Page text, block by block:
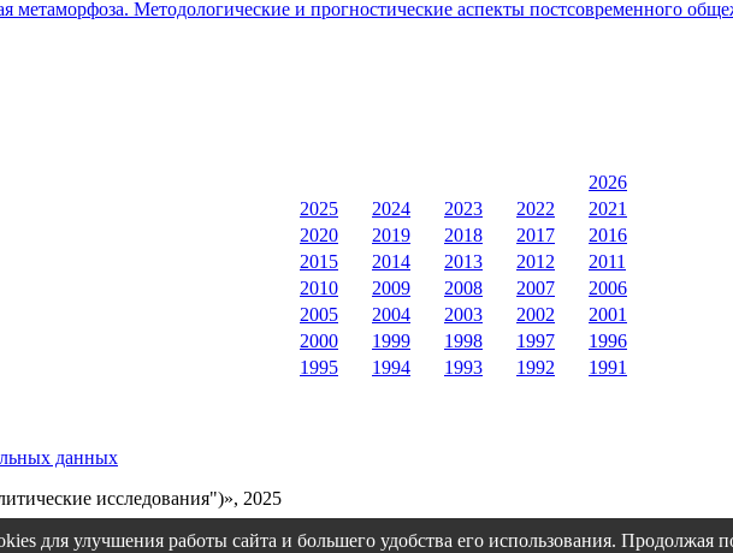
Методологические и прогностические аспекты постсовременного
2026
2025
2024 2023 2022
2021
2020
2019 2018 2017
2016
2015
2014 2013 2012
2011
2010
2009 2008 2007
2006
2005
2004 2003 2002
2001
2000
1999 1998 1997
1996
1995
1994 1993 1992 1991
данных
исследования")», 2025
для улучшения работы сайта и большего удобства его использования.